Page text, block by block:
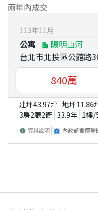
兩年內成交
113年11 月
公寓
陽明山河
台北市北投區公館路
840萬
建坪43.97坪 地坪11.86
3房2廳2衛 33.9年 1樓/
資料說明 內政部實價登